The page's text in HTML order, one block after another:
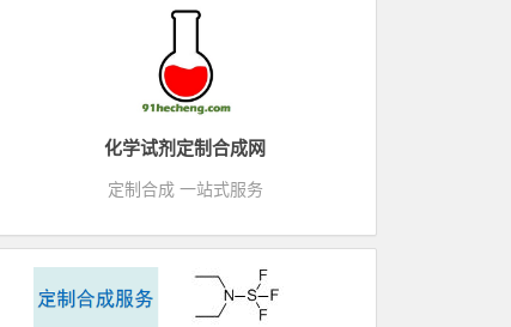
化学试剂定制合成网
定制合成 一站式服务